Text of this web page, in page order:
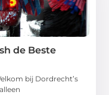
de Beste
bij Dordrecht’s